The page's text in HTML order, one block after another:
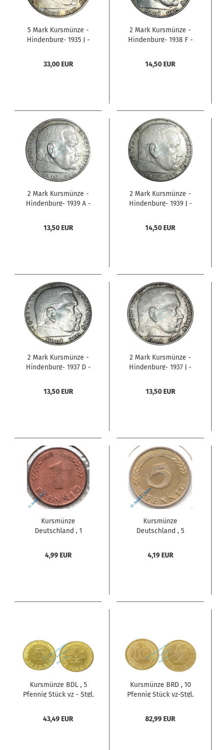
5 Mark Kursmünze -
Hindenburg- 1935 J -
33,00 EUR
2 Mark Kursmünze -
Hindenburg- 1938 F -
14,50 EUR
2 Mark Kursmünze -
Hindenburg- 1939 A -
13,50 EUR
2 Mark Kursmünze -
Hindenburg- 1939 J -
14,50 EUR
2 Mark Kursmünze -
Hindenburg- 1937 D -
13,50 EUR
2 Mark Kursmünze -
Hindenburg- 1937 J -
13,50 EUR
Kursmünze
Deutschland , 1
Deutscher Länder
4,99 EUR
Kursmünze
Deutschland , 5
Deutscher Länder
4,19 EUR
Kursmünze BDL , 5
Pfennig Stück vz - Stgl.
43,49 EUR
Kursmünze BRD , 10
Pfennig Stück vz-Stgl.
82,99 EUR